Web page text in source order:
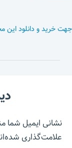
جهت خرید و دانلود این
نشانی ایمیل شما
علامت‌گذاری